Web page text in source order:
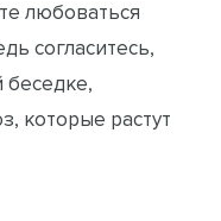
любоваться
согласитесь,
беседке,
которые растут